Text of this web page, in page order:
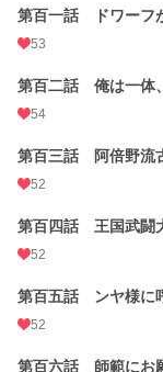
第百一話 ドワーフ
53
第百二話 俺は一体
54
第百三話 阿倍野流
52
第百四話 王国武闘
52
第百五話 ンヤ様に
52
第百六話 師範に